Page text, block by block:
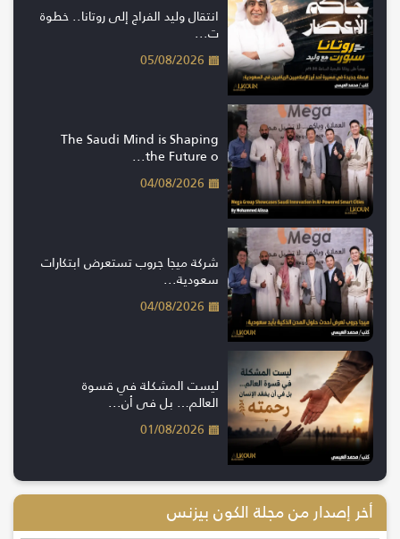
انتقال وليد الفراج إلى روتانا.. خطوة
ت...
05/08/2026
The Saudi Mind is Shaping
the Future o...
04/08/2026
شركة ميجا جروب تستعرض ابتكارات
سعودية...
04/08/2026
ليست المشكلة في قسوة
العالم… بل في أن...
01/08/2026
أخر إصدار من مجلة الكون بيزنس